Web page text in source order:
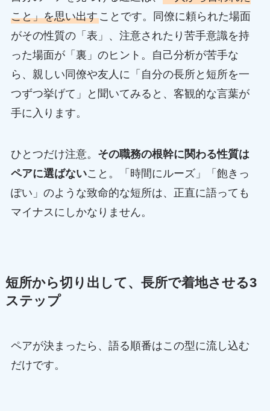
こと」を思い出すことです。同僚に頼られた場面
がその性質の「表」、注意されたり苦手意識を持
った場面が「裏」のヒント。自己分析が苦手な
ら、親しい同僚や友人に「自分の長所と短所を一
つずつ挙げて」と聞いてみると、客観的な言葉が
手に入ります。
ひとつだけ注意。 その職務の根幹に関わる性質は
ペアに選ばないこと。「時間にルーズ」「飽きっ
ぽい」のような致命的な短所は、正直に語っても
マイナスにしかなりません。
短所から切り出して、長所で着地させる3
ステップ
ペアが決まったら、語る順番はこの型に流し込む
だけです。